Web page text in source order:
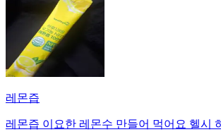
레몬즙
레몬즙 이요한 레몬수 만들어 먹어요 헬시